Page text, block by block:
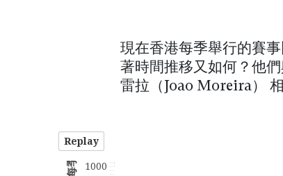
現在香港每季舉行的賽
著時間推移又如何？他
雷拉（Joao Moreira）